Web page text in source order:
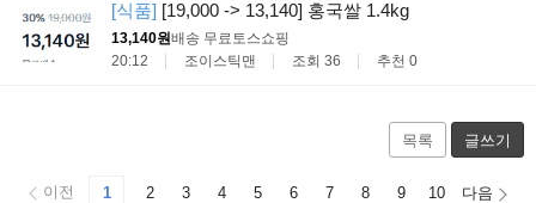
[식품] [19,000 -> 13,140] 홍국쌀 1.4kg
13,140원배송 무료 토스쇼핑
20:12
조이스틱맨 조회 36 추천 0
목록 글쓰기
이전 1 2 3 4 5 6 7 8 9 10 다음